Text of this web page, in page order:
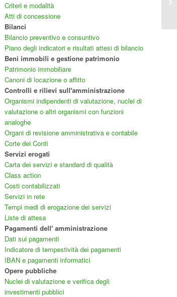
Criteri e modalità
Atti di concessione
Bilanci
Bilancio preventivo e consuntivo
Piano degli indicatori e risultati attesi di bilancio
Beni immobili e gestione patrimonio
Patrimonio immobiliare
Canoni di locazione o affitto
Controlli e rilievi sull'amministrazione
Organismi indipendenti di valutazione, nuclei di
valutazione o altri organismi con funzioni
analoghe
Organi di revisione amministrativa e contabile
Corte dei Conti
Servizi erogati
Carta dei servizi e standard di qualità
Class action
Costi contabilizzati
Servizi in rete
Tempi medi di erogazione dei servizi
Liste di attesa
Pagamenti dell' amministrazione
Dati sui pagamenti
Indicatore di tempestività dei pagamenti
IBAN e pagamenti informatici
Opere pubbliche
Nuclei di valutazione e verifica degli
investimenti pubblici